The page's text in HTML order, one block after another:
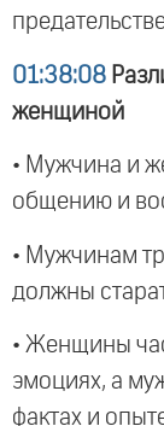
01:38:08
женщиной
• Мужчина и
общению и
• Мужчинам
должны
• Женщины
эмоциях, а
фактах и